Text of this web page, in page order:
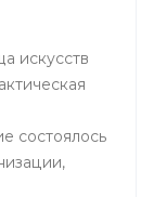
искусств
состоялось